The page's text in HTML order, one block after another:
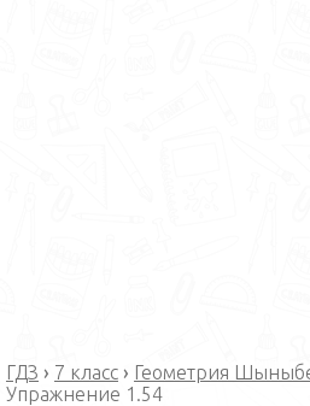
ГДЗ › 7 класс › Геометрия
Упражнение 1.54